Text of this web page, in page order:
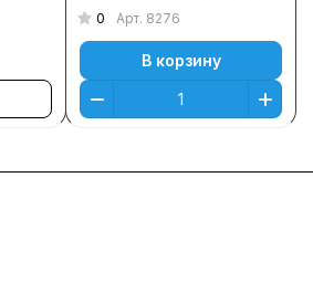
0 Арт. 8276
В корзину